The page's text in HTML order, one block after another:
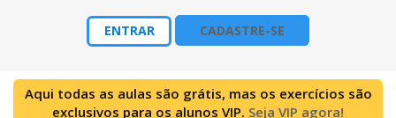
ENTRAR CADASTRE-SE
Aqui todas as aulas são grátis, mas os exercícios são
exclusivos para os alunos VIP. Seja VIP agora!